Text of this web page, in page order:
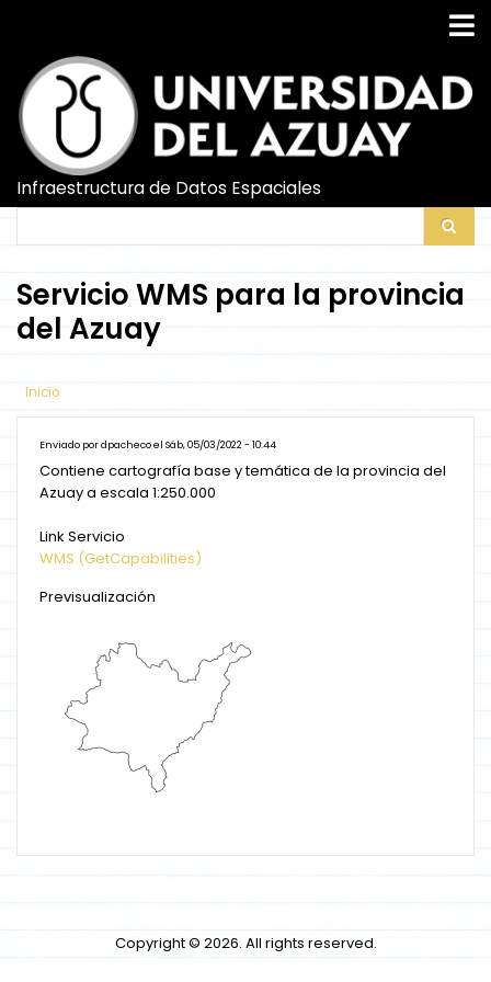
contenido
principal
Infraestructura de Datos Espaciales
Servicio WMS para la provincia
del Azuay
Inicio
Enviado pordpachecoel Sáb, 05/03/2022 - 10:44
Contiene cartografía base y temática de la provincia del
Azuay a escala 1:250.000
Link Servicio
WMS (GetCapabilities)
Previsualización
Copyright © 2026. All rights reserved.